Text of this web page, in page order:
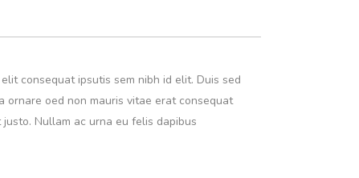
consequat ipsutis sem nibh id elit. Duis sed
ornare oed non mauris vitae erat consequat
Nullam ac urna eu felis dapibus